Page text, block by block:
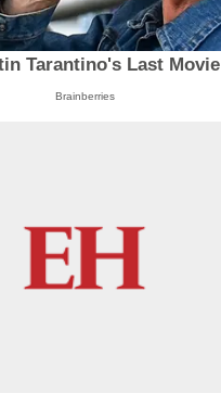
Tarantino's Last Movie
Brainberries